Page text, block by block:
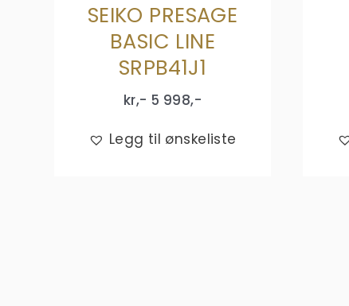
SEIKO PRESAGE
BASIC LINE
SRPB41J1
kr,- 5 998,-
Legg til ønskeliste